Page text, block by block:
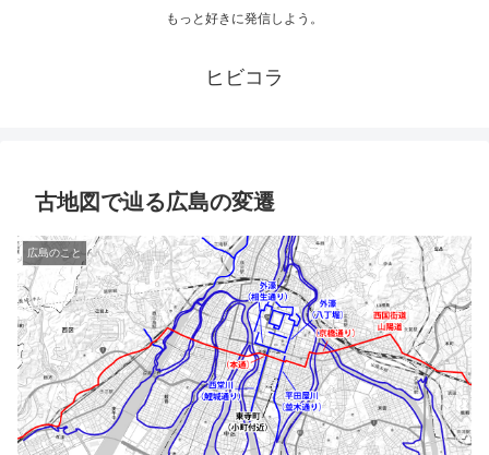
もっと好きに発信しよう。
ヒビコラ
古地図で辿る広島の変遷
広島のこと